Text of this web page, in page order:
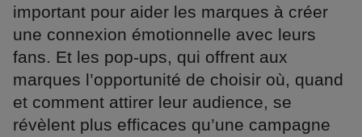
important pour aider les marques à créer
une connexion émotionnelle avec leurs
fans. Et les pop-ups, qui offrent aux
marques l’opportunité de choisir où, quand
et comment attirer leur audience, se
révèlent plus efficaces qu’une campagne